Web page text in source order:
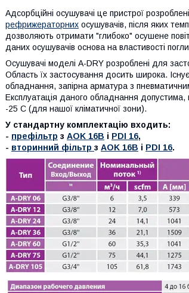
Адсорбційні осушувачі це пристрої
рефрижераторних осушувачів, після яких
дозволяють отримати "глибоко" осушене
даних осушувачів основа на властивості
Осушувачі моделі A-DRY розроблені для
Область їх застосування досить широка.
обладнання, запірна арматура з
Експлуатація даного обладнання допустима,
-25 С (для нашої кліматичної зони).
У стандартну комплектацію входить:
- префільтр з AOK 16B і PDI 16,
- вторинний фільтр з AOK 16B і PDI 16.